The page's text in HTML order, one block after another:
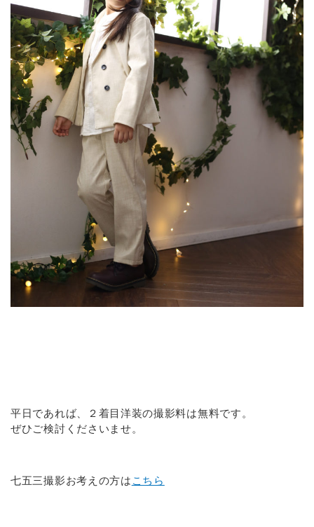
平日であれば、２着目洋装の撮影料は無料です。
ぜひご検討くださいませ。
七五三撮影お考えの方は こちら